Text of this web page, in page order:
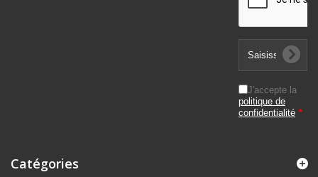
J'accepte la
politique de
confidentialité *
Catégories